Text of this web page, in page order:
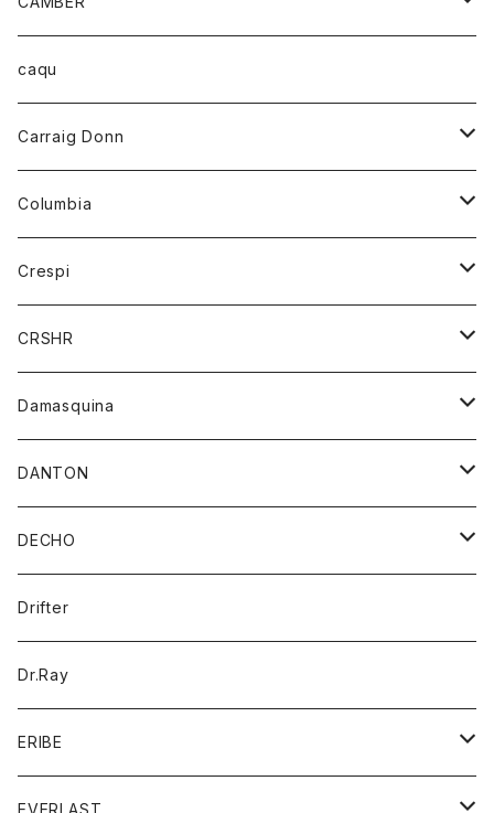
チーフ
バンダナ
トレーナー
パーカー
オーバーオール
ショートパンツ
レディース
オーバーオール
カーディガン
Tシャツ
パーカー
靴
トップス
ハーフスリーブTシャツ
caqu
Carraig Donn
ニット
Columbia
アウター
ジャケット
Crespi
ジャケット
ワンピース
ブラウス
CRSHR
キャップ
Damasquina
ウォレット
カードケース
バッグ
DANTON
アウター
コート
ジャケット
アクセサリー
バッグ
キッズ
シャツ
Tシャツ
グッズ
帽子
トップス
DECHO
帽子
Drifter
Dr.Ray
ERIBE
ニット
EVERLAST